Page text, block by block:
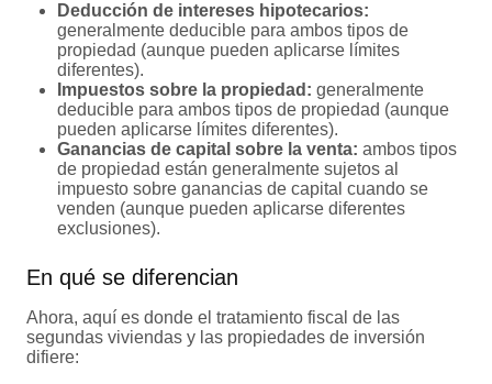
Deducción de intereses hipotecarios:
generalmente deducible para ambos tipos de
propiedad (aunque pueden aplicarse límites
diferentes).
Impuestos sobre la propiedad: generalmente
deducible para ambos tipos de propiedad (aunque
pueden aplicarse límites diferentes).
Ganancias de capital sobre la venta: ambos tipos
de propiedad están generalmente sujetos al
impuesto sobre ganancias de capital cuando se
venden (aunque pueden aplicarse diferentes
exclusiones).
En qué se diferencian
Ahora, aquí es donde el tratamiento fiscal de las
segundas viviendas y las propiedades de inversión
difiere: